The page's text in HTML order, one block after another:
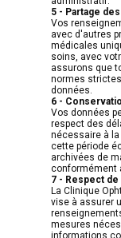
5 - Partage
Vos
avec d'autres
médicales
soins, avec
assurons que
normes
données.
6 -
Vos données
respect des
nécessaire à
cette période
archivées de
conformément
7 - Respect
La Clinique
vise à assurer
mesures